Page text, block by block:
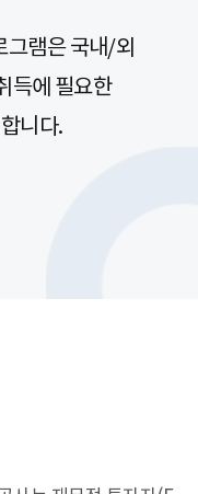
그램은 국내/외
득에 필요한
니다.